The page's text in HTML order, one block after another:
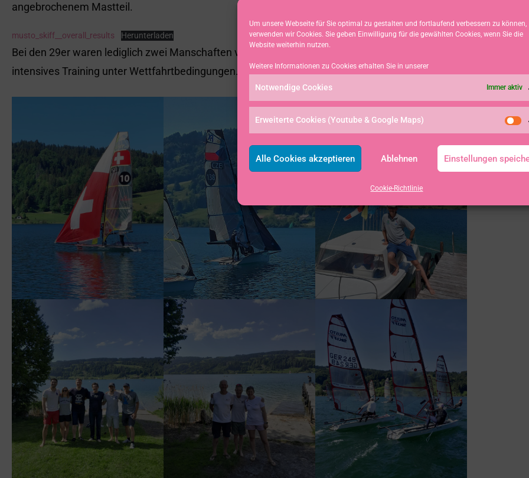
Um unsere Webseite für Sie optimal zu gestalten und fortlaufend verbessern zu können,
verwenden wir Cookies. Sie geben Einwilligung für die gewählten Cookies, wenn Sie die
Website weiterhin nutzen.
Weitere Informationen zu Cookies erhalten Sie in unserer
Notwendige Cookies Immer aktiv
Erweiterte Cookies (Youtube & Google Maps)
Alle Cookies akzeptieren Ablehnen Einstellungen
Cookie-Richtlinie
angebrochenem Mastteil.
musto_skiff__overall_results Herunterladen
Bei den 29er waren lediglich zwei Manschaften vom SCAI dabei. Sie nutzten die Regatta für ein
intensives Training unter Wettfahrtbedingungen.
Text: Lars Evdokiyos, Bilder: A. Stork/P. Kyewski